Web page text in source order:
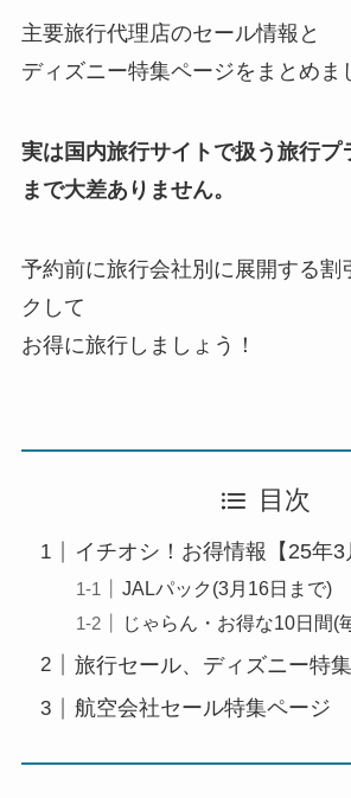
主要旅行代理店のセール情報と
ディズニー特集ページをまとめま
実は国内旅行サイトで扱う旅行プ
まで大差ありません。
予約前に旅行会社別に展開する割
クして
お得に旅行しましょう！
目次
イチオシ！お得情報【25年3
JALパック(3月16日まで)
じゃらん・お得な10日間(
旅行セール、ディズニー特
航空会社セール特集ページ